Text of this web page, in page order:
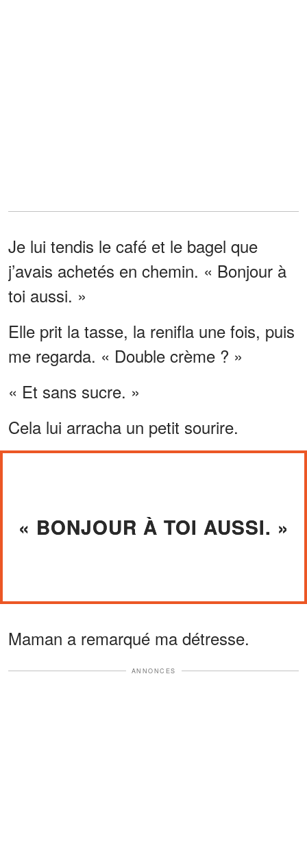
Je lui tendis le café et le bagel que
j’avais achetés en chemin. « Bonjour à
toi aussi. »
Elle prit la tasse, la renifla une fois, puis
me regarda. « Double crème ? »
« Et sans sucre. »
Cela lui arracha un petit sourire.
« BONJOUR À TOI AUSSI. »
Maman a remarqué ma détresse.
ANNONCES